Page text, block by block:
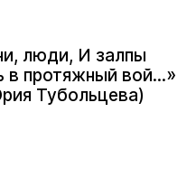
люди, И залпы
в протяжный вой...»
Тубольцева)